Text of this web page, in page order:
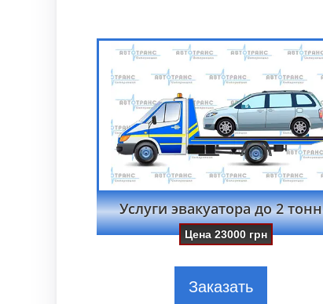
Услуги эвакуатора до 2 тонн
Цена23000 грн
Заказать